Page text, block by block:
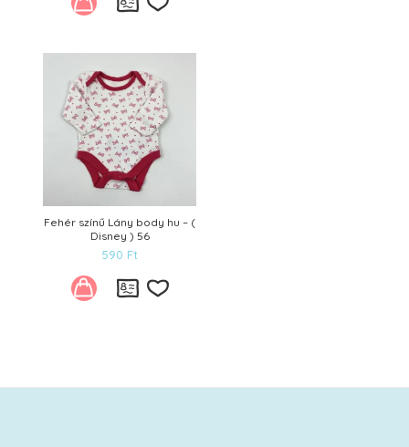
Kívánságlistára
Fehér színű Lány body hu – (
Disney ) 56
590 Ft